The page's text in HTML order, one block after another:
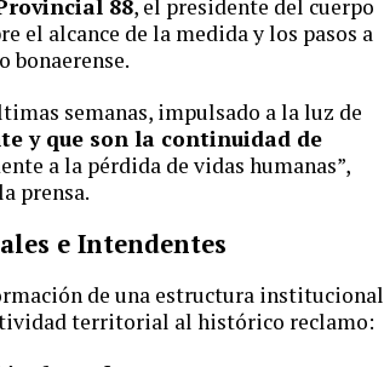
88, el presidente del cuerpo
el alcance de la medida y los pasos a
bonaerense.
semanas, impulsado a la luz de
y que son la continuidad de
a la pérdida de vidas humanas”,
prensa.
e Intendentes
de una estructura institucional
territorial al histórico reclamo: